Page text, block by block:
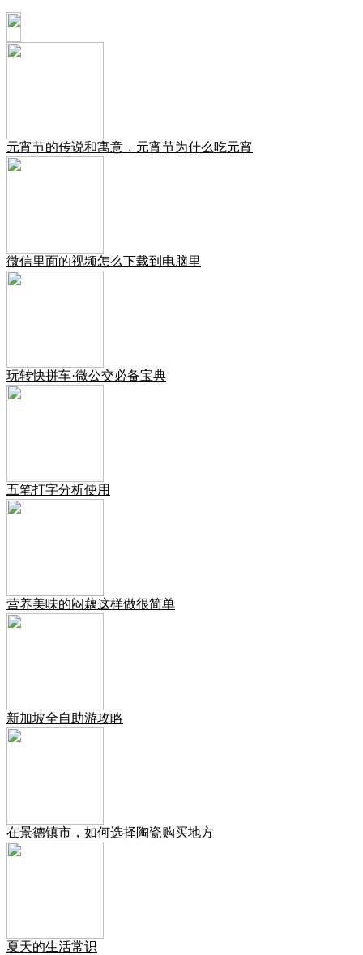
元宵节的传说和寓意，元宵节为什么吃元宵
微信里面的视频怎么下载到电脑里
玩转快拼车·微公交必备宝典
五笔打字分析使用
营养美味的闷藕这样做很简单
新加坡全自助游攻略
在景德镇市，如何选择陶瓷购买地方
夏天的生活常识